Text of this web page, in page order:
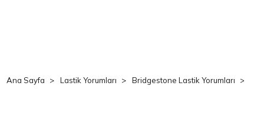
Ana Sayfa Lastik Yorumları Bridgestone Lastik Yorumları